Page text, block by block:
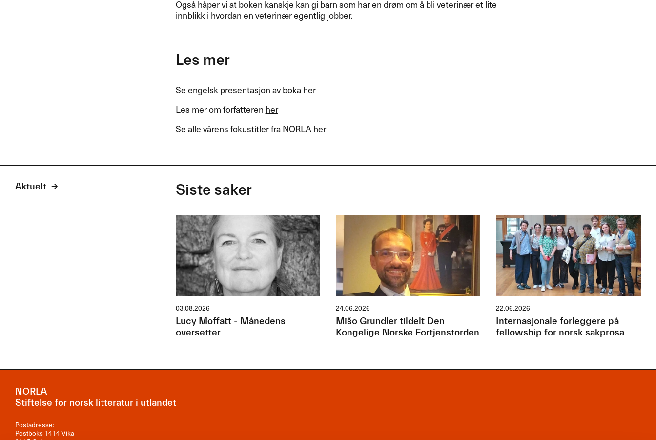
Også håper vi at boken kanskje kan gi barn som har en drøm om å bli veterinær et lite
innblikk i hvordan en veterinær egentlig jobber.
Les mer
Se engelsk presentasjon av bokaher
Les mer om forfatteren her
Se alle vårens fokustitler fraNORLA her
Aktuelt Siste saker
03.08.2026
Lucy Moffatt - Månedens
oversetter
24.06.2026
Mišo Grundler tildelt Den
Kongelige Norske Fortjenstorden
22.06.2026
Internasjonale forleggere på
fellowship for norsk sakprosa
NORLA
Stiftelse for norsk litteratur i utlandet
Postadresse:
Postboks 1414 Vika